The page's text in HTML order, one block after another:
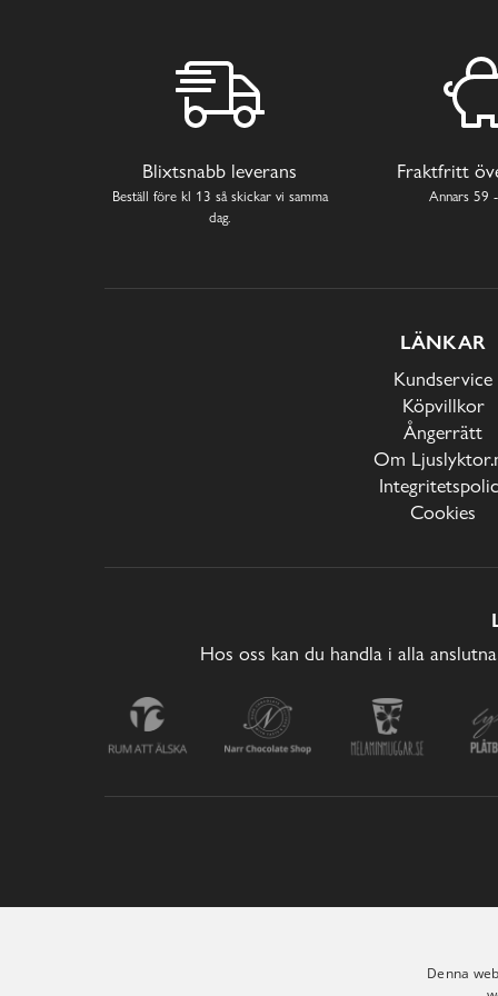
Blixtsnabb leverans
Beställ före kl 13 så skickar vi samma
dag.
Fraktfritt
Annars 59
LÄNKAR
Kundservice
Köpvillkor
Ångerrätt
Om
Cookies
Hos oss kan du handla i alla
Denna